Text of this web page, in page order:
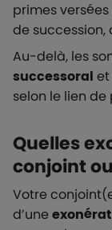
primes
de succession,
Au-delà, les
successoral et
selon le lien de
Quelles
conjoint
Votre
d’une